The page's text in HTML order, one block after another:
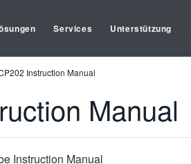
Services Unterstützung
Instruction Manual
Manual
Instruction Manual